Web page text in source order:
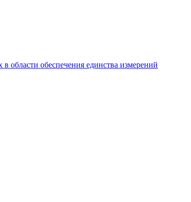
обеспечения единства измерений